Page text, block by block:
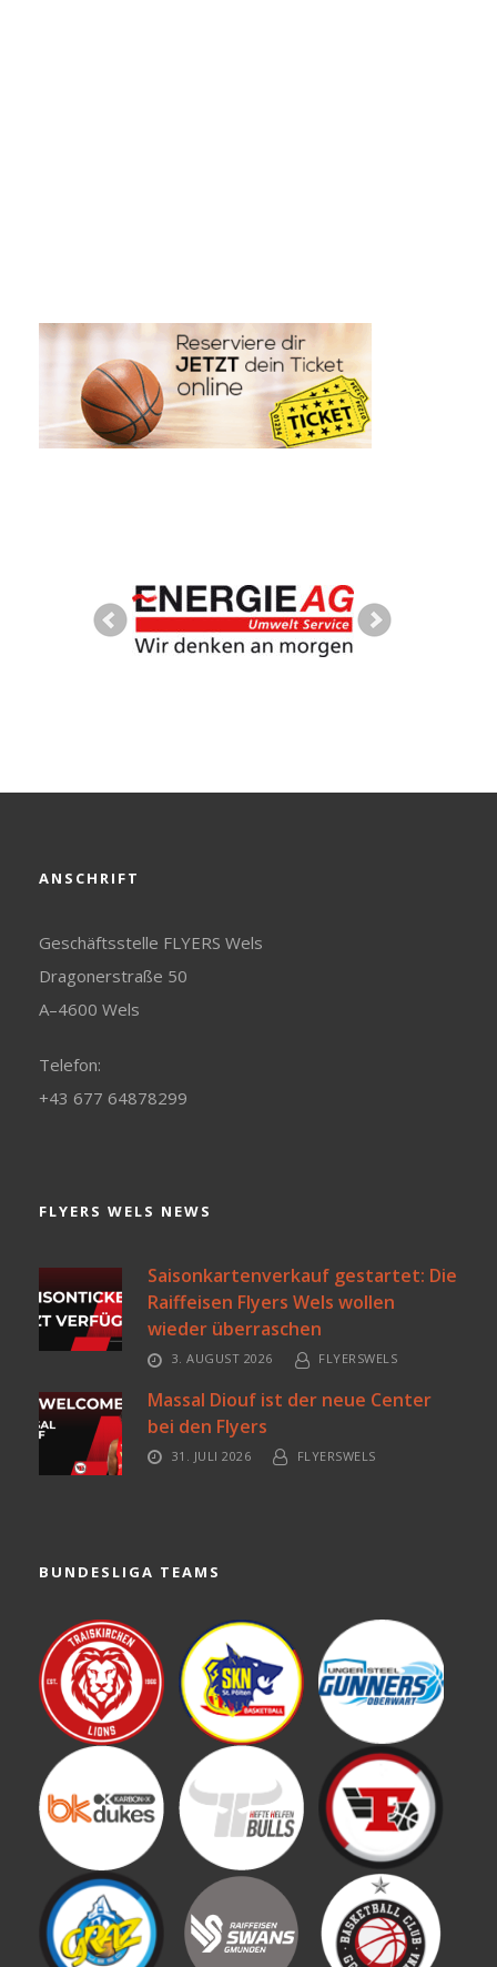
ANSCHRIFT
Geschäftsstelle FLYERS Wels
Dragonerstraße 50
A–4600 Wels
Telefon:
+43 677 64878299
FLYERS WELS NEWS
Saisonkartenverkauf gestartet: Die
Raiffeisen Flyers Wels wollen
wieder überraschen
3. AUGUST 2026 FLYERSWELS
Massal Diouf ist der neue Center
bei den Flyers
31. JULI 2026 FLYERSWELS
BUNDESLIGA TEAMS